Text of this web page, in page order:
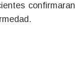
confirmaran